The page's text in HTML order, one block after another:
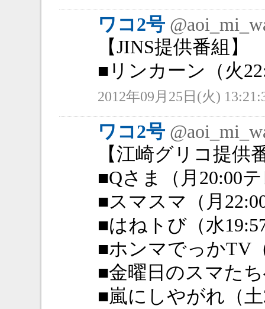
ワコ2号
【JINS提供番組】
■リンカーン（火
2012年09月25日(火)
ワコ2号
【江崎グリコ提供
■Qさま（月20:00
■スマスマ（月
■はねトび（水
■ホンマでっかTV
■金曜日のスマた
■嵐にしやがれ（